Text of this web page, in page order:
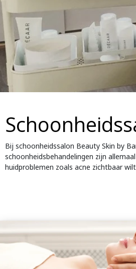
Bij schoonheidssalon Beauty Skin by
schoonheidsbehandelingen zijn
huidproblemen zoals acne zichtbaar